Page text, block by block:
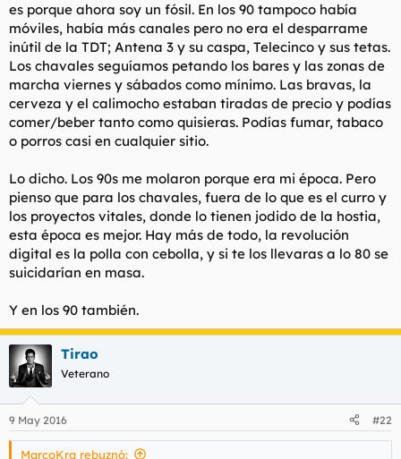
es porque ahora soy un fósil. En los 90 tampoco había
móviles, había más canales pero no era el desparrame
inútil de la TDT; Antena 3 y su caspa, Telecinco y sus tetas.
Los chavales seguíamos petando los bares y las zonas de
marcha viernes y sábados como mínimo. Las bravas, la
cerveza y el calimocho estaban tiradas de precio y podías
comer/beber tanto como quisieras. Podías fumar, tabaco
o porros casi en cualquier sitio.
Lo dicho. Los 90s me molaron porque era mi época. Pero
pienso que para los chavales, fuera de lo que es el curro y
los proyectos vitales, donde lo tienen jodido de la hostia,
esta época es mejor. Hay más de todo, la revolución
digital es la polla con cebolla, y si te los llevaras a lo 80 se
suicidarían en masa.
Y en los 90 también.
Tirao
Veterano
9 May 2016 #22
MarcoKra rebuznó: